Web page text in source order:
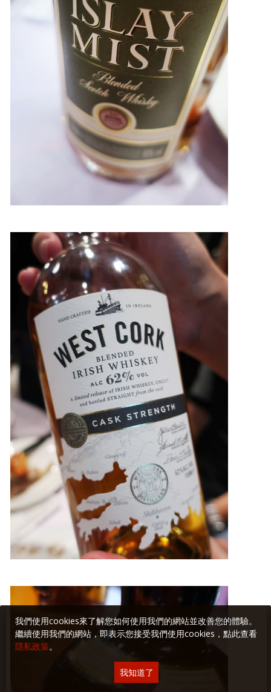
我們使用cookies來了解您如何使用我們的網站並改善您的體驗。
繼續使用我們的網站，即表示您接受我們使用cookies，點此查看
隱私政策。
我知道了